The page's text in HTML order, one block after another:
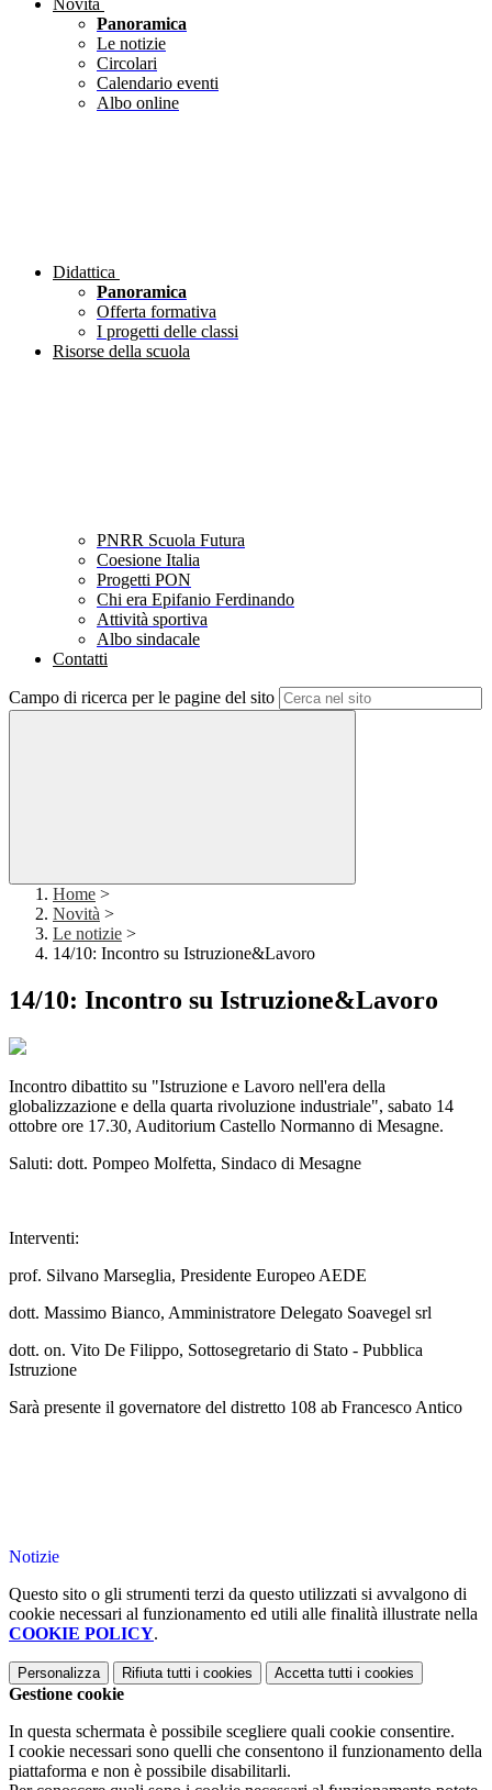
Novità
Panoramica
Le notizie
Circolari
Calendario eventi
Albo online
Didattica
Panoramica
Offerta formativa
I progetti delle classi
Risorse della scuola
PNRR Scuola Futura
Coesione Italia
Progetti PON
Chi era Epifanio Ferdinando
Attività sportiva
Albo sindacale
Contatti
Campo di ricerca per le pagine del sito
Home >
Novità >
Le notizie >
14/10: Incontro su Istruzione&Lavoro
14/10: Incontro su Istruzione&Lavoro
Incontro dibattito su "Istruzione e Lavoro nell'era della
globalizzazione e della quarta rivoluzione industriale", sabato 14
ottobre ore 17.30, Auditorium Castello Normanno di Mesagne.
Saluti: dott. Pompeo Molfetta, Sindaco di Mesagne
Interventi:
prof. Silvano Marseglia, Presidente Europeo AEDE
dott. Massimo Bianco, Amministratore Delegato Soavegel srl
dott. on. Vito De Filippo, Sottosegretario di Stato - Pubblica
Istruzione
Sarà presente il governatore del distretto 108 ab Francesco Antico
Notizie
Questo sito o gli strumenti terzi da questo utilizzati si avvalgono di
cookie necessari al funzionamento ed utili alle finalità illustrate nella
COOKIE POLICY.
Personalizza Rifiuta tutti i cookies Accetta tutti i cookies
Gestione cookie
In questa schermata è possibile scegliere quali cookie consentire.
I cookie necessari sono quelli che consentono il funzionamento della
piattaforma e non è possibile disabilitarli.